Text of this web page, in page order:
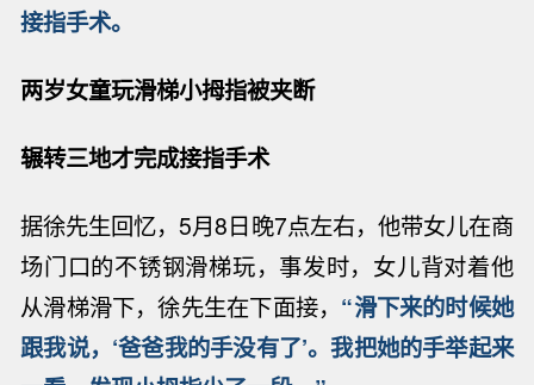
接指手术。
两岁女童玩滑梯小拇指被夹断
辗转三地才完成接指手术
据徐先生回忆，5月8日晚7点左右，他带女儿在商
场门口的不锈钢滑梯玩，事发时，女儿背对着他
从滑梯滑下，徐先生在下面接， “滑下来的时候她
跟我说，‘爸爸我的手没有了’。我把她的手举起来